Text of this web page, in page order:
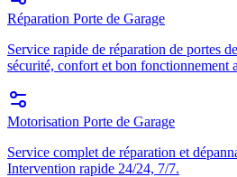
Réparation Porte de Garage
Service rapide de réparation de portes
sécurité, confort et bon fonctionnement
Motorisation Porte de Garage
Service complet de réparation et
Intervention rapide 24/24, 7/7.